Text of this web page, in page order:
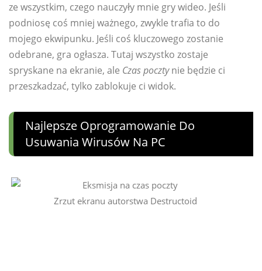
ze wszystkim, czego nauczyły mnie gry wideo. Jeśli
podniosę coś mniej ważnego, zwykle trafia to do
mojego ekwipunku. Jeśli coś kluczowego zostanie
odebrane, gra ogłasza. Tutaj wszystko zostaje
spryskane na ekranie, ale Czas pocztynie będzie ci
przeszkadzać, tylko zablokuje ci widok.
Najlepsze Oprogramowanie Do
Usuwania Wirusów Na PC
Zrzut ekranu autorstwa Destructoid